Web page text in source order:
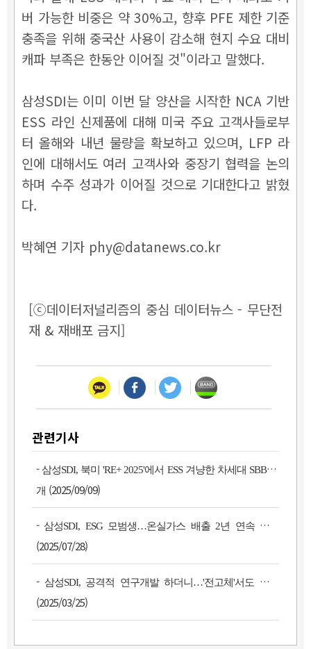
버 가능한 비중은 약 30%고, 향후 PFE 제한 기준
충족을 위해 중국산 사용이 감소해 현지 수요 대비
캐파 부족은 한동안 이어질 것"이라고 말했다.
삼성SDI는 이미 이번 달 양산을 시작한 NCA 기반
ESS 라인 신제품에 대해 미국 주요 고객사들로부
터 올해와 내년 물량을 확보하고 있으며, LFP 라
인에 대해서도 여러 고객사와 중장기 협력을 논의
하며 수주 성과가 이어질 것으로 기대한다고 밝혔
다.
박혜연 기자 phy@datanews.co.kr
[ⓒ데이터저널리즘의 중심 데이터뉴스 - 무단전
재 & 재배포 금지]
관련기사
-삼성SDI, 북미 'RE+ 2025'에서 ESS 겨냥한 차세대 SBB 공
개 (2025/09/09)
-삼성SDI, ESG 모범생…온실가스 배출 2년 연속 감소
(2025/07/28)
- 삼성SDI, 공격적 연구개발 하더니…'전고체'서도 선두
(2025/03/25)